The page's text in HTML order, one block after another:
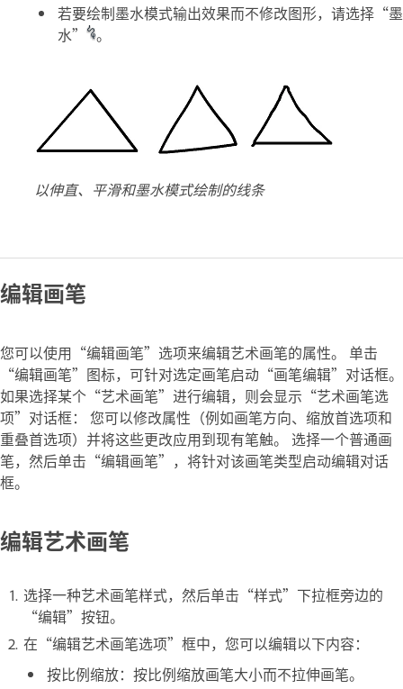
若要绘制墨水模式输出效果而不修改图形，请选择“墨
水”
。
以伸直、平滑和墨水模式绘制的线条
编辑画笔
您可以使用“编辑画笔”选项来编辑艺术画笔的属性。 单击
“编辑画笔”图标，可针对选定画笔启动“画笔编辑”对话框。
如果选择某个“艺术画笔”进行编辑，则会显示“艺术画笔选
项”对话框： 您可以修改属性（例如画笔方向、缩放首选项和
重叠首选项）并将这些更改应用到现有笔触。 选择一个普通画
笔，然后单击“编辑画笔”，将针对该画笔类型启动编辑对话
框。
编辑艺术画笔
选择一种艺术画笔样式，然后单击“样式”下拉框旁边的
“编辑”按钮。
在“编辑艺术画笔选项”框中，您可以编辑以下内容：
按比例缩放：按比例缩放画笔大小而不拉伸画笔。